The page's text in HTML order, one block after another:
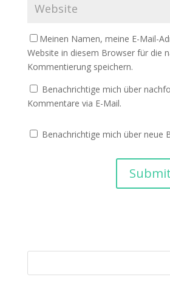
Meinen Namen, meine E-Mail-
Website in diesem Browser für die
Kommentierung speichern.
Benachrichtige mich über
Kommentare via E-Mail.
Benachrichtige mich über neue